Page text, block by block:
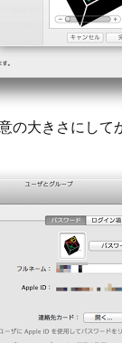
の大きさにして